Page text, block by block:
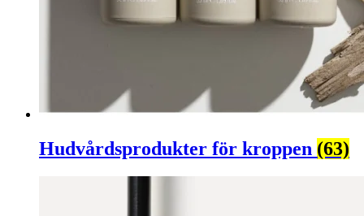
Hudvårdsprodukter för kroppen (63)